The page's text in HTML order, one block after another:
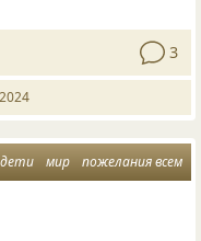
3
дети мир пожелания всем